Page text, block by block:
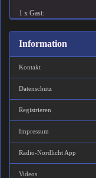
1 x Gast:
Information
Kontakt
Datenschutz
Registrieren
Impressum
Radio-Nordlicht App
Videos